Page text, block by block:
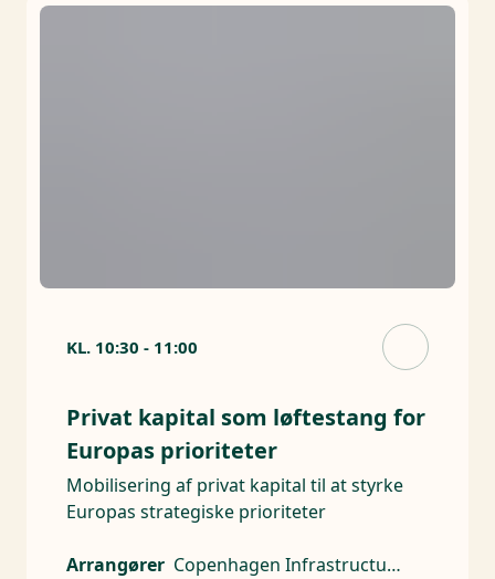
KL. 10:30 - 11:00
Privat kapital som løftestang for
Europas prioriteter
Mobilisering af privat kapital til at styrke
Europas strategiske prioriteter
Arrangører Copenhagen Infrastructure Partners, Brancheforeningen for Aktive Ejere